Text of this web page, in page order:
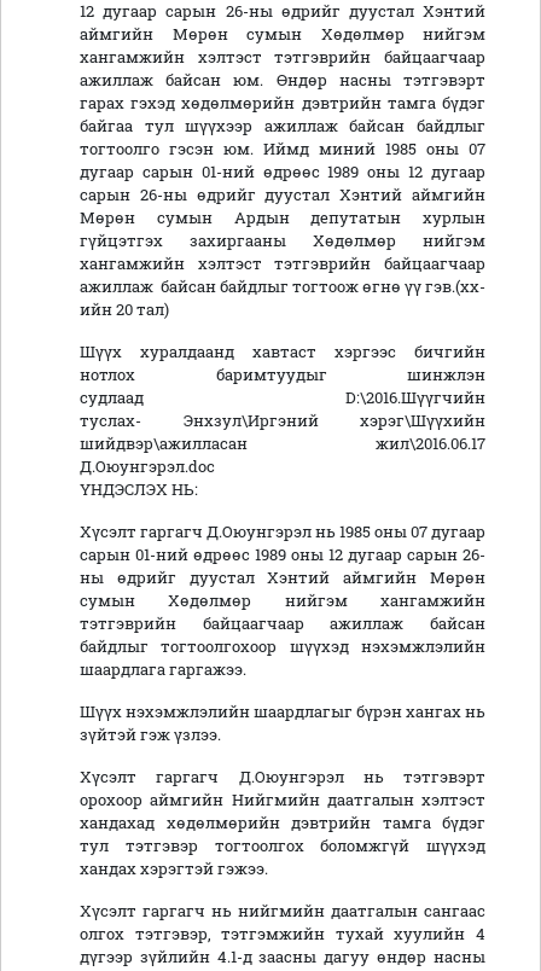
12 дугаар сарын 26-ны өдрийг дуустал Хэнтий
аймгийн Мөрөн сумын Хөдөлмөр нийгэм
хангамжийн хэлтэст тэтгэврийн байцаагчаар
ажиллаж байсан юм. Өндөр насны тэтгэвэрт
гарах гэхэд хөдөлмөрийн дэвтрийн тамга бүдэг
байгаа тул шүүхээр ажиллаж байсан байдлыг
тогтоолго гэсэн юм. Иймд миний 1985 оны 07
дугаар сарын 01-ний өдрөөс 1989 оны 12 дугаар
сарын 26-ны өдрийг дуустал Хэнтий аймгийн
Мөрөн сумын Ардын депутатын хурлын
гүйцэтгэх захиргааны Хөдөлмөр нийгэм
хангамжийн хэлтэст тэтгэврийн байцаагчаар
ажиллаж байсан байдлыг тогтоож өгнө үү гэв.(хх-
ийн 20 тал)
Шүүх хуралдаанд хавтаст хэргээс бичгийн
нотлох баримтуудыг шинжлэн
судлаад D:\2016.Шүүгчийн
туслах- Энхзул\Иргэний хэрэг\Шүүхийн
шийдвэр\ажилласан жил\2016.06.17
Д.Оюунгэрэл.doc
ҮНДЭСЛЭХ НЬ:
Хүсэлт гаргагч Д.Оюунгэрэл нь 1985 оны 07 дугаар
сарын 01-ний өдрөөс 1989 оны 12 дугаар сарын 26-
ны өдрийг дуустал Хэнтий аймгийн Мөрөн
сумын Хөдөлмөр нийгэм хангамжийн
тэтгэврийн байцаагчаар ажиллаж байсан
байдлыг тогтоолгохоор шүүхэд нэхэмжлэлийн
шаардлага гаргажээ.
Шүүх нэхэмжлэлийн шаардлагыг бүрэн хангах нь
зүйтэй гэж үзлээ.
Хүсэлт гаргагч Д.Оюунгэрэл нь тэтгэвэрт
орохоор аймгийн Нийгмийн даатгалын хэлтэст
хандахад хөдөлмөрийн дэвтрийн тамга бүдэг
тул тэтгэвэр тогтоолгох боломжгүй шүүхэд
хандах хэрэгтэй гэжээ.
Хүсэлт гаргагч нь нийгмийн даатгалын сангаас
олгох тэтгэвэр, тэтгэмжийн тухай хуулийн 4
дүгээр зүйлийн 4.1-д заасны дагуу өндөр насны